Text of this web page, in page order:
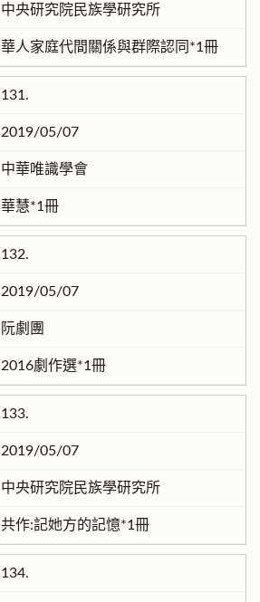
中央研究院民族學研究所
華人家庭代間關係與群際認同*1冊
131.
2019/05/07
中華唯識學會
華慧*1冊
132.
2019/05/07
阮劇團
2016劇作選*1冊
133.
2019/05/07
中央研究院民族學研究所
共作:記她方的記憶*1冊
134.